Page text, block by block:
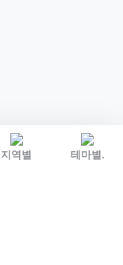
지역별
테마별.